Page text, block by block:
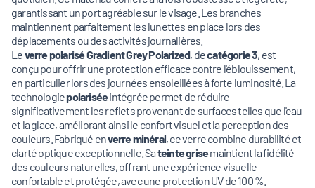
garantissant un port agréable sur le visage. Les branches
maintiennent parfaitement les lunettes en place lors des
déplacements ou des activités journalières.
Leverre polarisé Gradient Grey Polarized, decatégorie 3, est
conçu pour offrir une protection efficace contre l'éblouissement,
en particulier lors des journées ensoleillées à forte luminosité. La
technologiepolariséeintégrée permet de réduire
significativement les reflets provenant de surfaces telles que l'eau
et la glace, améliorant ainsi le confort visuel et la perception des
couleurs. Fabriqué enverre minéral, ce verre combine durabilité et
clarté optique exceptionnelle. Sateinte grisemaintient la fidélité
des couleurs naturelles, offrant une expérience visuelle
confortable et protégée, avec une protection UV de 100 %.